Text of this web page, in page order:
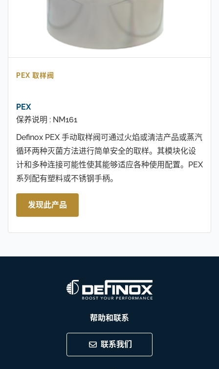
PEX 取样阀
PEX
保养说明 : NM161
Definox PEX 手动取样阀可通过火焰或清洁产品或蒸汽
循环两种灭菌方法进行简单安全的取样。其模块化设
计和多种连接可能性使其能够适应各种使用配置。PEX
系列配有塑料或不锈钢手柄。
发现此产品
帮助和联系
联系我们